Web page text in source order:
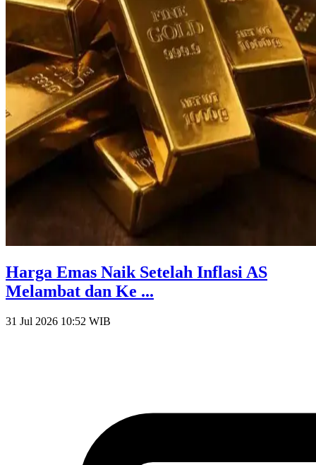
Harga Emas Naik Setelah Inflasi AS
Melambat dan Ke ...
31 Jul 2026 10:52 WIB